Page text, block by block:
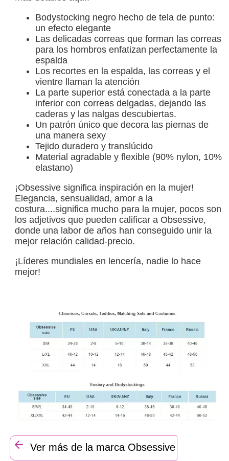
Bodystocking negro hecho de tela de punto:
un efecto elegante
Las delicadas correas que forman las correas
para los hombros enfatizan perfectamente la
espalda
Los recortes en la espalda, las correas y el
vientre llaman la atención
La parte superior está conectada a la parte
inferior con correas delgadas, dejando las
caderas y las nalgas descubiertas.
Un patrón único que decora las piernas de
una manera sexy
Tejido duradero y translúcido
Material agradable y flexible (90% nylon, 10%
elastano)
¡Obsessive significa inspiración en la mujer!
Elegancia, sensualidad, amor a la
costura....significa mucho para la mujer, pocos son
los adjetivos que pueden calificar a Obsessive,
donde una labor de años han conseguido unir la
mejor relación calidad-precio.
¡Líderes mundiales en lencería, nadie lo hace
mejor!
Ver más de la marca Obsessive